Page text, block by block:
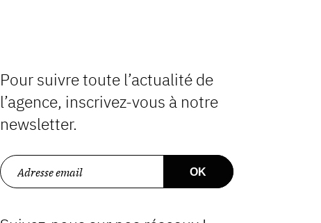
Pour suivre toute l’actualité de
l’agence, inscrivez-vous à notre
newsletter.